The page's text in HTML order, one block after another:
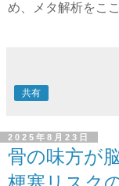
め、メタ解析をこ
共有
2025年8月23日
骨の味方が